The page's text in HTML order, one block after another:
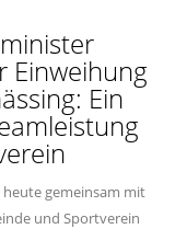
Einweihung
Ein
gemeinsam mit
und Sportverein